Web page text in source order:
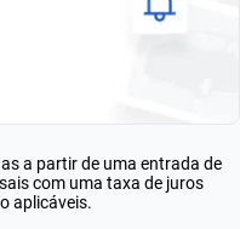
a partir de uma entrada de
com uma taxa de juros
aplicáveis.